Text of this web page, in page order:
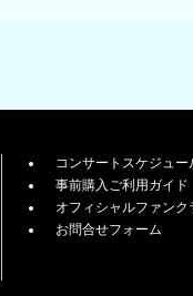
コンサートスケジュー
事前購入ご利用ガイド
オフィシャルファンク
お問合せフォーム